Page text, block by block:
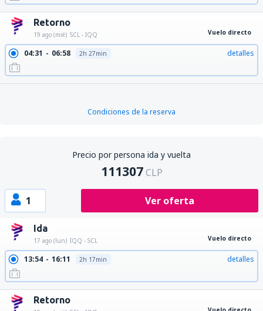
Retorno
19 ago (mié) SCL - IQQ Vuelo directo
04:31 06:58 2h 27min detalles
Condiciones de la reserva
Precio por persona ida y vuelta
111307 CLP
1 Ver oferta
Ida
17 ago (lun) IQQ - SCL Vuelo directo
13:54 16:11 2h 17min detalles
Retorno